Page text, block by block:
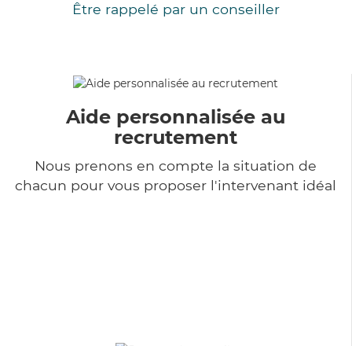
Être rappelé par un conseiller
Aide personnalisée au
recrutement
Nous prenons en compte la situation de
chacun pour vous proposer l'intervenant idéal